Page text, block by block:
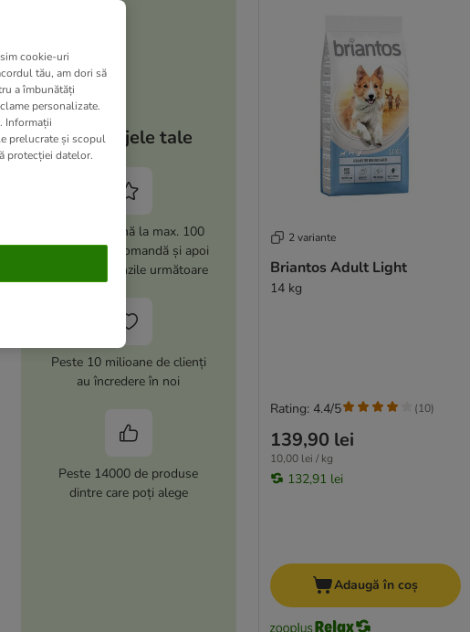
Avantajele tale
Ai -15% (până la max. 100
lei) la prima comandă și apoi
-5% la comenzile următoare
Peste 10 milioane de clienți
au încredere în noi
Peste 14000 de produse
dintre care poți alege
2 variante
Briantos Adult Light
14 kg
139,90 lei
10,00 lei / kg
132,91 lei
Rating: 4.4/5 (10)
Adaugă în coș
cookie-uri
tău, am dori să
a îmbunătăți
personalizate.
Informații
prelucrate și scopul
protecției datelor.